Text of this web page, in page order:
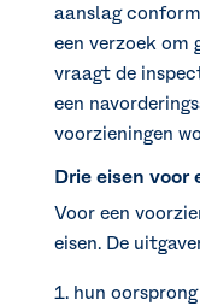
aanslag
een verzoek om
vraagt de
een
voorzieningen
Drie eisen voor
Voor een
eisen. De
hun